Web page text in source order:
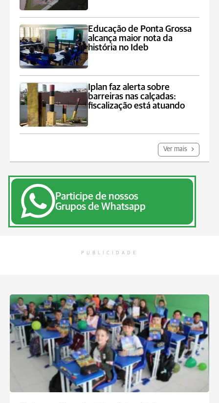
Educação de Ponta Grossa
alcança maior nota da
história no Ideb
Iplan faz alerta sobre
barreiras nas calçadas:
fiscalização está atuando
Ver mais
Participe de nossos
Grupos de Whatsapp
PUBLICIDADE